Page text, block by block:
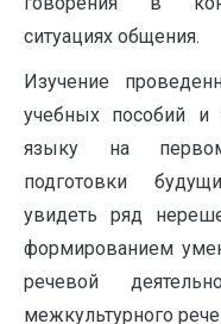
ситуациях общения.
Изучение
учебных пособий и
языку на первом
подготовки
увидеть ряд
формированием
речевой
межкультурного